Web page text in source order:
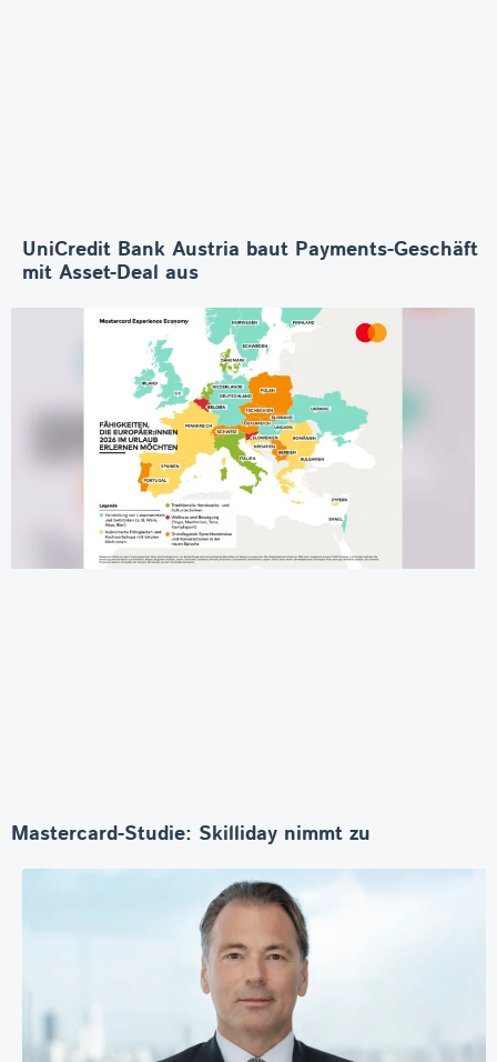
UniCredit Bank Austria baut Payments-Geschäft
mit Asset-Deal aus
Mastercard-Studie: Skilliday nimmt zu